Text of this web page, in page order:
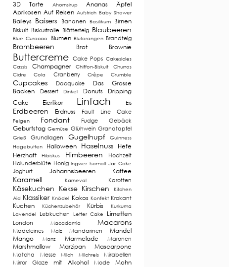
3D Torte Ahornsirup Ananas
Äpfel
Aprikosen Auf Reisen Aufstrich Baby Shower
Baileys Baisers Bananen Basilikum Birnen
Biskuit Biskuitrolle Blätterteig Blaubeeren
Blue Curacao Blumen Blutorangen Brandteig
Brombeeren Brot Brownie
Buttercreme Cake Pops Cakesicles
Cassis
Champagner Chiffon-Biskuit
Churros
Cidre
Cola Cranberry Crêpe Crumble
Cupcakes Dacquoise
Das Grosse
Backen
Dessert Dinkel Donuts
Dripping
Cake
Eierlikör Einfach Eis
Erdbeeren Erdnuss Fault Line Cake
Feigen Fondant Fudge Gebäck
Geburtstag Gemüse Glühwein Granatapfel
Grieß Grundlagen Gugelhupf
Guinness
Hagebutten
Halloween Haselnuss
Hefe
Herzhaft
Hibiskus Himbeeren
Hochzeit
Holunderblüte Honig Ingwer Isomalt Jar Cake
Joghurt Johannisbeeren Kaffee
Karamell Karneval Karotten
Käsekuchen Kekse Kirschen
Kitchen
Aid Klassiker Knödel Kokos Konfekt Krokant
Kuchen Küchenzubehör Kürbis
Kurkuma
Lavendel
Lebkuchen Letter Cake Limetten
London Macadamia Macarons
Madeleines Malz Mandarinen
Mandel
Mango
Manz Marmelade Maronen
Marshmallow Marzipan Mascarpone
Matcha Messe Milch Milchreis
Mirabellen
Mirror Glaze
mit Alkohol Mode Mohn